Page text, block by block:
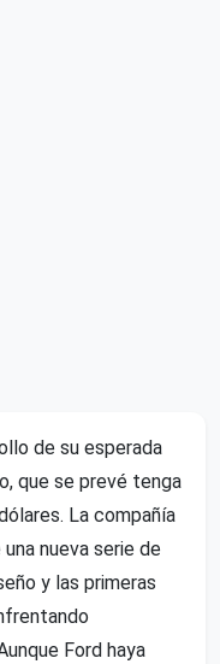
de su esperada
que se prevé tenga
La compañía
nueva serie de
y las primeras
Ford haya